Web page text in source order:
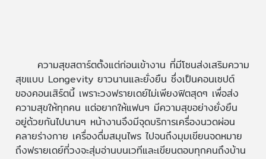
ความสุขสตาร์ตตั้งแต่ก่อนเข้างาน ที่มีโซนส่งเสริมความ
สุขแบบ Longevity ยาวนานและยั่งยืน ซึ่งเป็นคอนเซปต์
ของคอนเสิร์ตนี้ เพราะวงฟรายเดย์ไม่เพียงฟิตสุดๆ เพื่อส่ง
ความสุขให้ทุกคน แต่อยากให้แฟนๆ มีความสุขอย่างยั่งยืน
อยู่ด้วยกันไปนานๆ หน้างานจึงมีจุดบริการเครื่องนวดผ่อน
คลายร่างกาย เครื่องดื่มสมุนไพร ไปจนถึงมุมเขียนจดหมาย
ถึงฟรายเดย์ที่วงจะสุ่มอ่านบนเวทีและเขียนตอบทุกคนถึงบ้าน